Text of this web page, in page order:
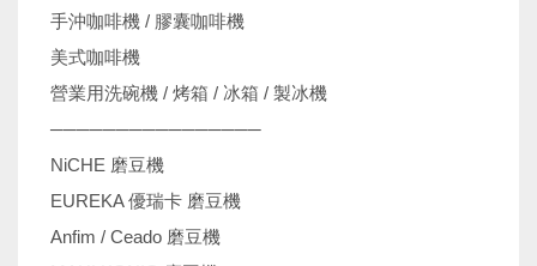
手沖咖啡機 / 膠囊咖啡機
美式咖啡機
營業用洗碗機 / 烤箱 / 冰箱 / 製冰機
────────────────
NiCHE 磨豆機
EUREKA 優瑞卡 磨豆機
Anfim / Ceado 磨豆機